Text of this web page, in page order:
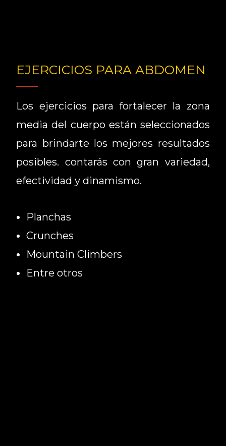
EJERCICIOS PARA ABDOMEN
Los ejercicios para fortalecer la zona
media del cuerpo están seleccionados
para brindarte los mejores resultados
posibles. contarás con gran variedad,
efectividad y dinamismo.
Planchas
Crunches
Mountain Climbers
Entre otros